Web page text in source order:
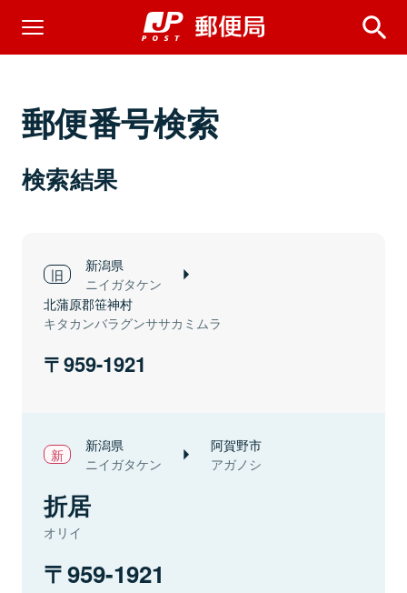
郵便番号検索
検索結果
新潟県
ニイガタケン
北蒲原郡笹神村
キタカンバラグンササカミムラ
959-1921
新潟県
ニイガタケン
阿賀野市
アガノシ
折居
オリイ
959-1921